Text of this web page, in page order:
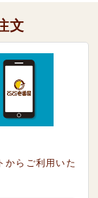
文
からご利用いた